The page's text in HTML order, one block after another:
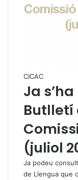
CICAC
Ja
Butlletí
(juliol
Ja podeu
de Llengua que